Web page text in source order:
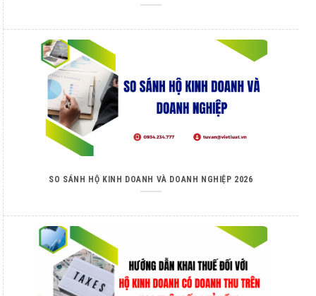
SO SÁNH HỘ KINH DOANH VÀ DOANH NGHIỆP 2026